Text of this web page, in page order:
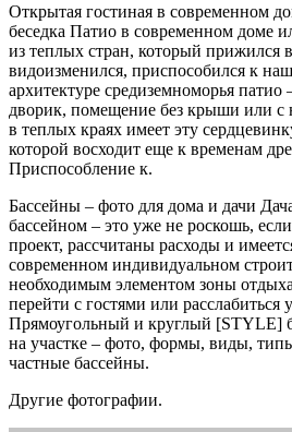
Открытая гостиная в современном
беседка Патио в современном доме
из теплых стран, который прижился
видоизменился, приспособился к
архитектуре средиземноморья
дворик, помещение без крыши или
в теплых краях имеет эту
которой восходит еще к временам
Приспособление к.
Бассейны – фото для дома и дачи
бассейном – это уже не роскошь,
проект, рассчитаны расходы и
современном индивидуальном
необходимым элементом зоны
перейти с гостями или расслабиться
Прямоугольный и круглый [STYLE]
на участке – фото, формы, виды,
частные бассейны.
Другие фотографии.